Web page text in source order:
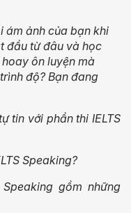
ám ảnh của bạn khi
đầu từ đâu và học
ôn luyện mà
độ? Bạn đang
tin với phần thi IELTS
Speaking?
gồm những